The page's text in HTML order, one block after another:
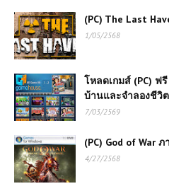
(PC) The Last
1/05/2568
โหลดเกมส์ (PC) ฟรี
บ้านและจำลองชีวิ
7/03/2569
(PC) God of War
4/27/2568